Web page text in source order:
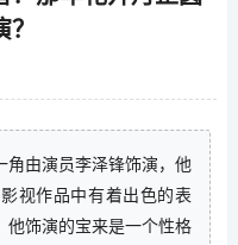
角由演员李泽锋饰演，他
视作品中有着出色的表
他饰演的宝来是一个性格